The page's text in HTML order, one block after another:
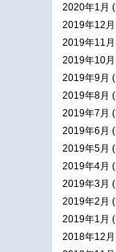
2020年1月
2019年12
2019年11
2019年10
2019年9月
2019年8月
2019年7月
2019年6月
2019年5月
2019年4月
2019年3月
2019年2月
2019年1月
2018年12